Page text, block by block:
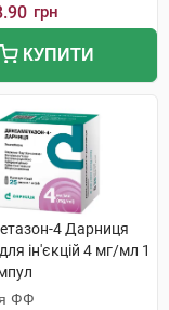
грн
КУПИТИ
4 Дарниця
ін'єкцій 4 мг/мл 1
ФФ